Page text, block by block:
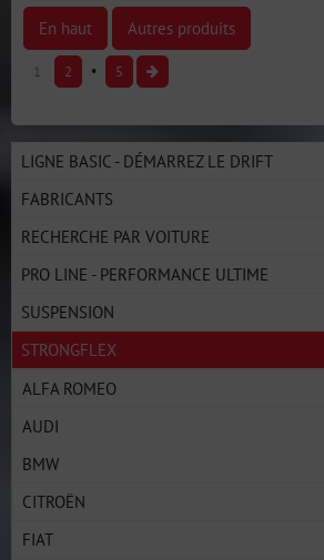
En haut Autres produits
1 2 5
LIGNE BASIC - DÉMARREZ LE DRIFT
FABRICANTS
RECHERCHE PAR VOITURE
PRO LINE - PERFORMANCE ULTIME
SUSPENSION
STRONGFLEX
ALFA ROMEO
AUDI
BMW
CITROËN
FIAT